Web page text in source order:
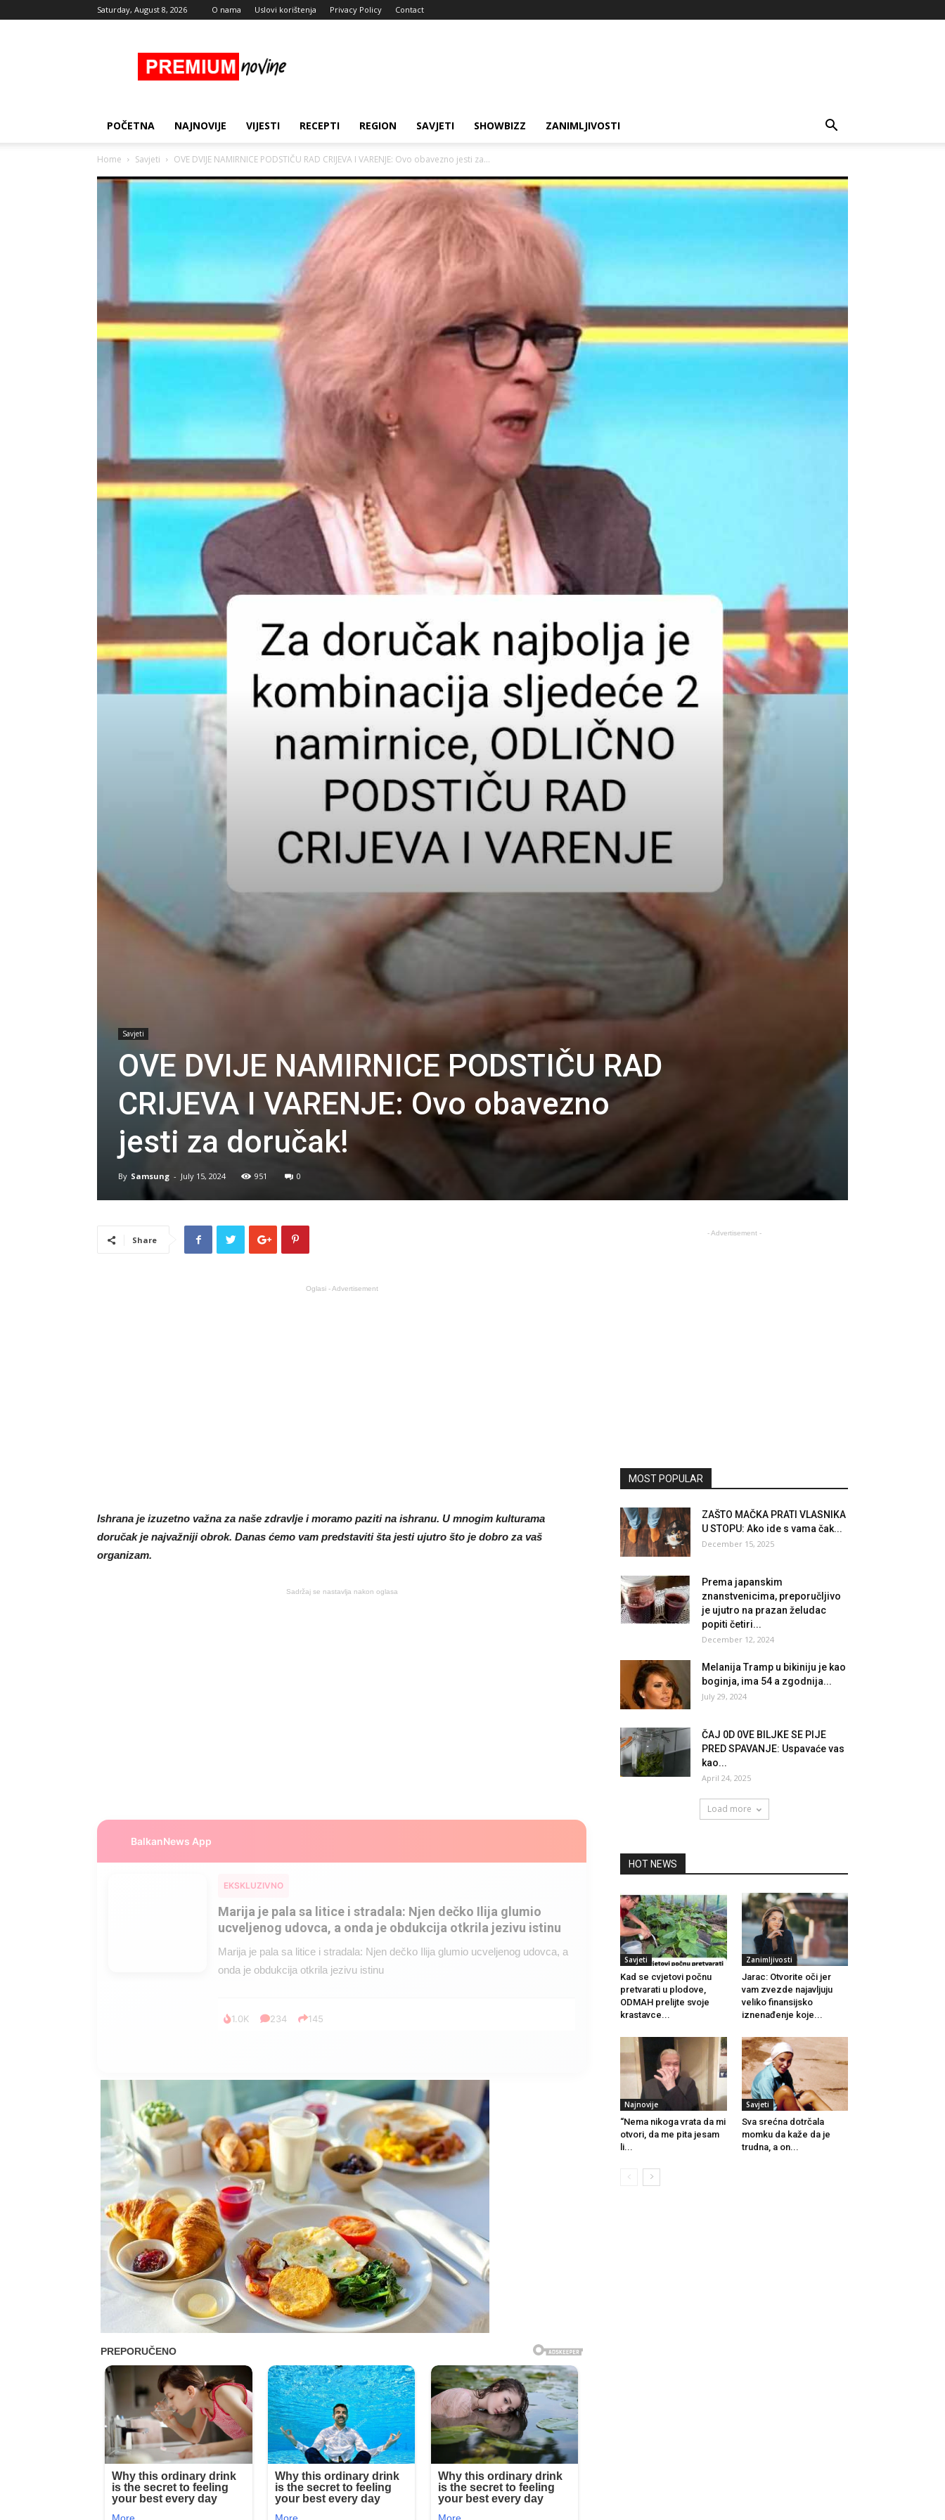
Saturday, August 8, 2026 O nama Uslovi korištenja Privacy Policy Contact
Novine
POČETNA NAJNOVIJE VIJESTI RECEPTI REGION SAVJETI SHOWBIZZ ZANIMLJIVOSTI
Home Savjeti OVE DVIJE NAMIRNICE PODSTIČU RAD CRIJEVA I VARENJE: Ovo obavezno jesti za...
Savjeti
OVE DVIJE NAMIRNICE PODSTIČU RAD
CRIJEVA I VARENJE: Ovo obavezno
jesti za doručak!
By Samsung - July 15, 2024 951 0
Share
Oglasi - Advertisement
Ishrana je izuzetno važna za naše zdravlje i moramo paziti na ishranu. U mnogim kulturama
doručak je najvažniji obrok. Danas ćemo vam predstaviti šta jesti ujutro što je dobro za vaš
organizam.
Sadržaj se nastavlja nakon oglasa
BalkanNews App
EKSKLUZIVNO
Marija je pala sa litice i stradala: Njen dečko Ilija glumio
ucveljenog udovca, a onda je obdukcija otkrila jezivu istinu
Marija je pala sa litice i stradala: Njen dečko Ilija glumio ucveljenog udovca, a
onda je obdukcija otkrila jezivu istinu
1.0K 234 145
- Advertisement -
MOST POPULAR
ZAŠTO MAČKA PRATI VLASNIKA
U STOPU: Ako ide s vama čak...
December 15, 2025
Prema japanskim
znanstvenicima, preporučljivo
je ujutro na prazan želudac
popiti četiri...
December 12, 2024
Melanija Tramp u bikiniju je kao
boginja, ima 54 a zgodnija...
July 29, 2024
ČAJ 0D 0VE BILJKE SE PIJE
PRED SPAVANJE: Uspavaće vas
kao...
April 24, 2025
Load more
HOT NEWS
Savjeti
Kad se cvjetovi počnu
pretvarati u plodove,
ODMAH prelijte svoje
krastavce...
Zanimljivosti
Jarac: Otvorite oči jer
vam zvezde najavljuju
veliko finansijsko
iznenađenje koje...
Najnovije
“Nema nikoga vrata da mi
otvori, da me pita jesam
li...
Savjeti
Sva srećna dotrčala
momku da kaže da je
trudna, a on...